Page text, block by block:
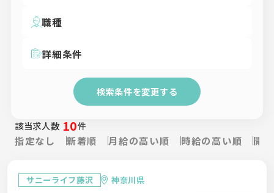
職種
詳細条件
検索条件を変更する
該当求人数 10件
指定なし 新着順 月給の高い順 時給の高い順 開
サニーライフ藤沢 神奈川県